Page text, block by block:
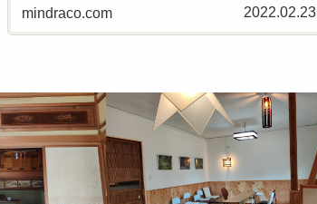
山彦）は女性専用(１８
城県龍ケ崎市が大好き
でシェアハウスを作る
ことで町をもっと活性
化させたい...
mindraco.com 2022.02.23